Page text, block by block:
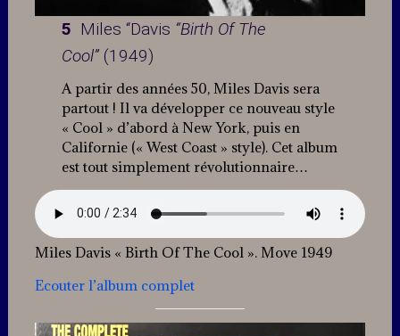
5 Miles “Davis “Birth Of The
Cool”(1949)
A partir des années 50, Miles Davis sera
partout ! Il va développer ce nouveau style
« Cool » d’abord à New York, puis en
Californie (« West Coast » style). Cet album
est tout simplement révolutionnaire…
Miles Davis « Birth Of The Cool ». Move 1949
Ecouter l’album complet